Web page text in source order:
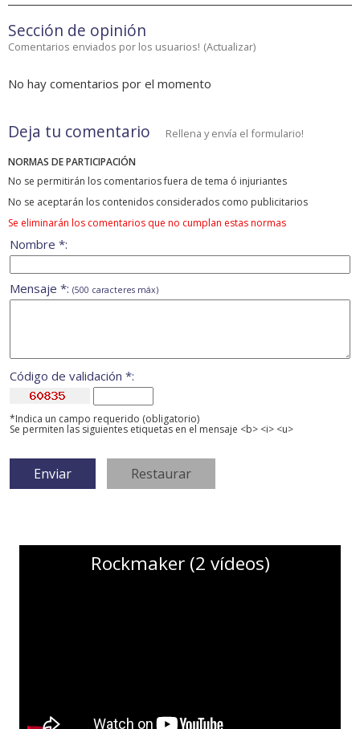
Sección de opinión
Comentarios enviados por los usuarios! (Actualizar)
No hay comentarios por el momento
Deja tu comentario Rellena y envía el formulario!
NORMAS DE PARTICIPACIÓN
No se permitirán los comentarios fuera de tema ó injuriantes
No se aceptarán los contenidos considerados como publicitarios
Se eliminarán los comentarios que no cumplan estas normas
Nombre *:
Mensaje *: (500 caracteres máx)
Código de validación *:
*Indica un campo requerido (obligatorio)
Se permiten las siguientes etiquetas en el mensaje <b> <i> <u>
Rockmaker (2 vídeos)